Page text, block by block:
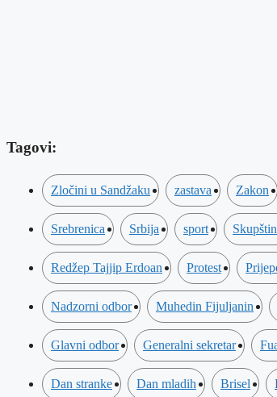
Tagovi:
Zločini u Sandžaku zastava Zakon
Srebrenica Srbija sport
Redžep Tajjip Erdoan Protest
Nadzorni odbor Muhedin Fijuljanin
Glavni odbor Generalni sekretar
Dan stranke Dan mladih Brisel